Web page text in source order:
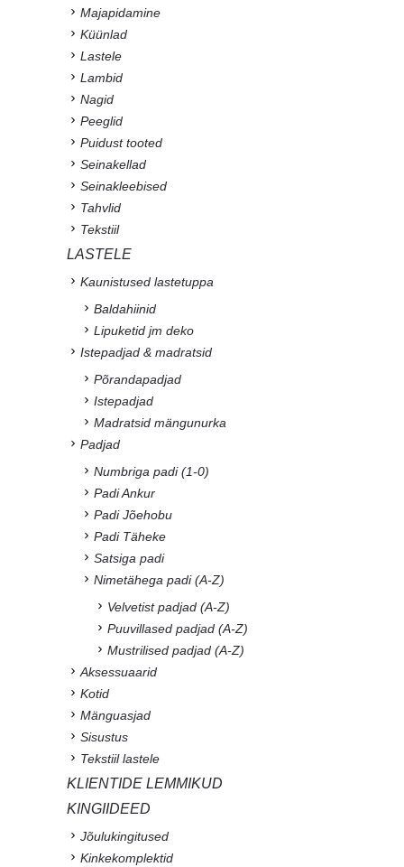
Majapidamine
Küünlad
Lastele
Lambid
Nagid
Peeglid
Puidust tooted
Seinakellad
Seinakleebised
Tahvlid
Tekstiil
LASTELE
Kaunistused lastetuppa
Baldahiinid
Lipuketid jm deko
Istepadjad & madratsid
Põrandapadjad
Istepadjad
Madratsid mängunurka
Padjad
Numbriga padi (1-0)
Padi Ankur
Padi Jõehobu
Padi Täheke
Satsiga padi
Nimetähega padi (A-Z)
Velvetist padjad (A-Z)
Puuvillased padjad (A-Z)
Mustrilised padjad (A-Z)
Aksessuaarid
Kotid
Mänguasjad
Sisustus
Tekstiil lastele
KLIENTIDE LEMMIKUD
KINGIIDEED
Jõulukingitused
Kinkekomplektid